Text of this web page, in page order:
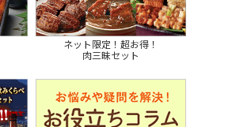
ネット限定！超お得！
肉三昧セット